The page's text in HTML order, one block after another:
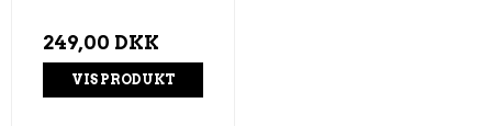
249,00 DKK
VIS PRODUKT